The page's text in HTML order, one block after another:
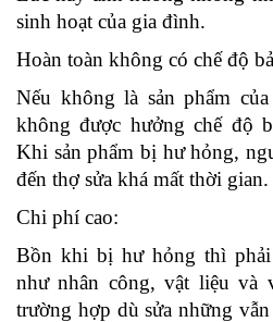
sinh hoạt của gia đình.
Hoàn toàn không có chế độ
Nếu không là sản phẩm
không được hưởng chế độ
Khi sản phẩm bị hư hỏng,
đến thợ sửa khá mất thời gian.
Chi phí cao:
Bồn khi bị hư hỏng thì
như nhân công, vật liệu và
trường hợp dù sửa những